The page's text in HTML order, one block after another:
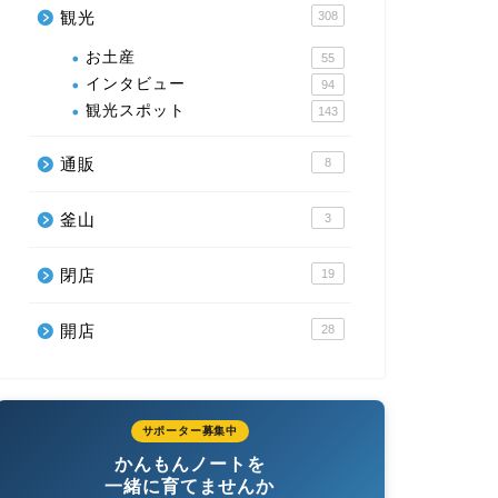
観光 308
お土産 55
インタビュー 94
観光スポット 143
通販 8
釜山 3
閉店 19
開店 28
サポーター募集中
かんもんノートを
一緒に育てませんか